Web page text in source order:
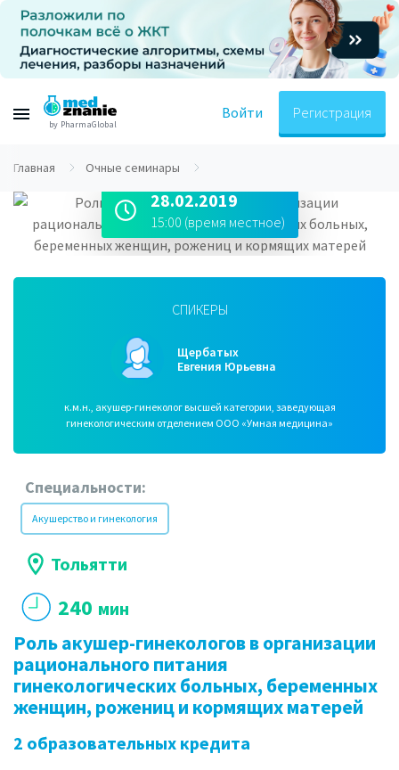
by PharmaGlobal
Войти Регистрация
Главная Очные семинары
28.02.2019
15:00 (время местное)
СПИКЕРЫ
Щербатых
Евгения Юрьевна
к.м.н., акушер-гинеколог высшей категории, заведующая
гинекологическим отделением ООО «Умная медицина»
Специальности:
Акушерство и гинекология
Тольятти
240 мин
Роль акушер-гинекологов в организации
рационального питания
гинекологических больных, беременных
женщин, рожениц и кормящих матерей
2 образовательных кредита